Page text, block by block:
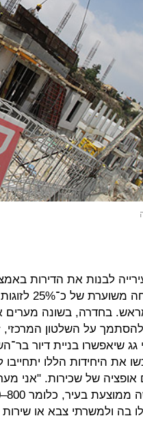
לבנות את הדירות
אותן
בחדרה, בשונה מערים
על השלטון המרכזי,
שיאפשרו בניית דיור
את היחידות הללו
בה ולמשרתי צבא או שירות